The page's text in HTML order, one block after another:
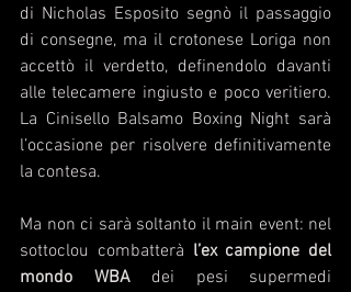
di Nicholas Esposito segnò il passaggio
di consegne, ma il crotonese Loriga non
accettò il verdetto, definendolo davanti
alle telecamere ingiusto e poco veritiero.
La Cinisello Balsamo Boxing Night sarà
l’occasione per risolvere definitivamente
la contesa.
Ma non ci sarà soltanto il main event: nel
sottoclou combatterà l’ex campione del
mondo WBA